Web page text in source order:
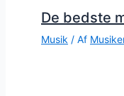
De bedste
Musik / Af